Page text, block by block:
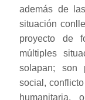
además de
situación
proyecto de
múltiples
solapan; son
social,
humanitaria,